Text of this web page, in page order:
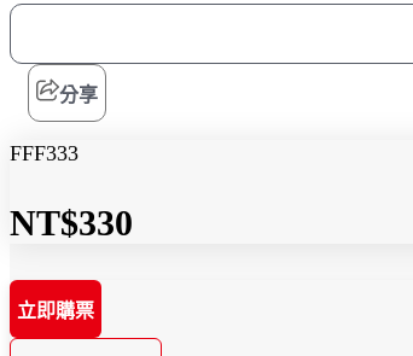
分享
FFF333
NT$330
立即購票